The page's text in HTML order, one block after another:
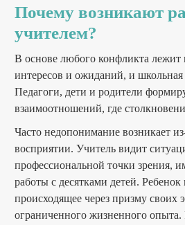
Почему возникают
учителем?
В основе любого конфликта лежит
интересов и ожиданий, и школьная
Педагоги, дети и родители
взаимоотношений, где
Часто недопонимание возникает
восприятии. Учитель видит
профессиональной точки зрения,
работы с десятками детей.
происходящее через призму своих
ограниченного жизненного опыта.